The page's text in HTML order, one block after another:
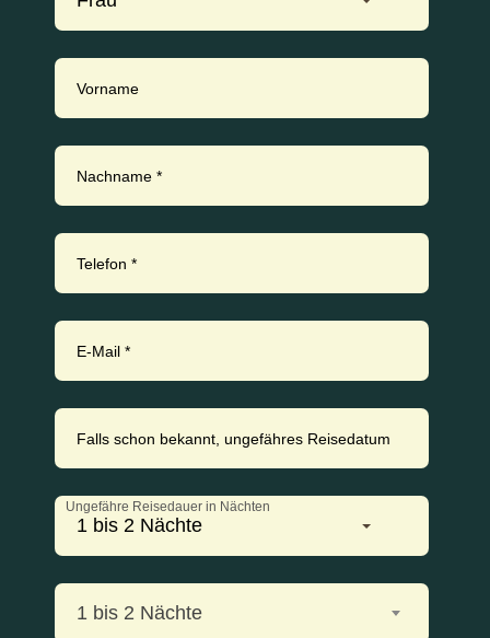
Vorname
Nachname *
Telefon *
E-Mail *
Falls schon bekannt, ungefähres Reisedatum
Ungefähre Reisedauer in Nächten
1 bis 2 Nächte
1 bis 2 Nächte